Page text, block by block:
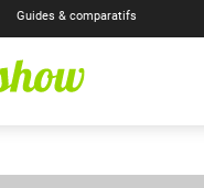
Guides & comparatifs